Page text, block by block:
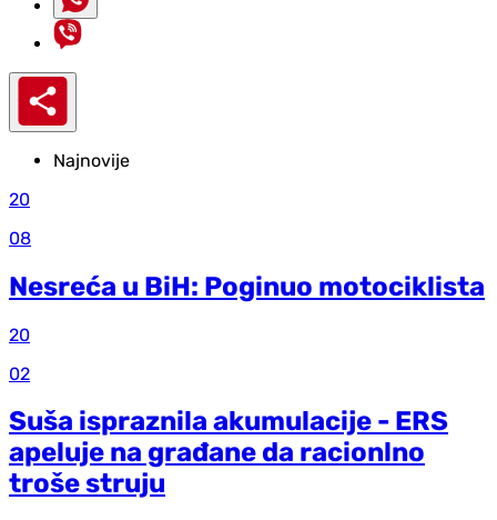
Najnovije
20
08
Nesreća u BiH: Poginuo motociklista
20
02
Suša ispraznila akumulacije - ERS
apeluje na građane da racionlno
troše struju